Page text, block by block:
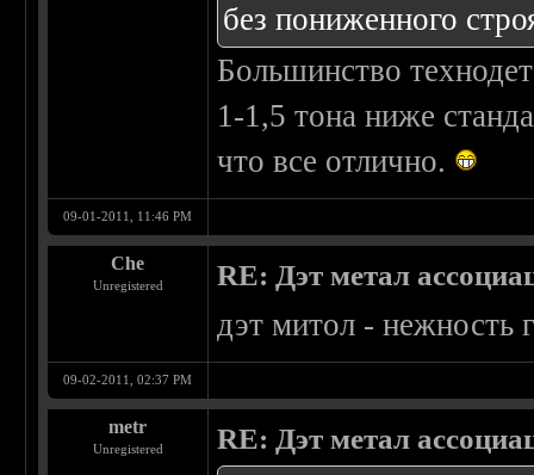
без пониженного
Большинство
1-1,5 тона ниже
что все отлично.
09-01-2011, 11:46 PM
Che
Unregistered RE: Дэт метал
дэт митол - нежность
09-02-2011, 02:37 PM
metr
Unregistered RE: Дэт метал